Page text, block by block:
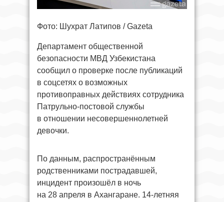
Фото: Шухрат Латипов / Gazeta
Департамент общественной
безопасности МВД Узбекистана
сообщил о проверке после публикаций
в соцсетях о возможных
противоправных действиях сотрудника
Патрульно-постовой службы
в отношении несовершеннолетней
девочки.
По данным, распространённым
родственниками пострадавшей,
инцидент произошёл в ночь
на 28 апреля в Ахангаране. 14-летняя